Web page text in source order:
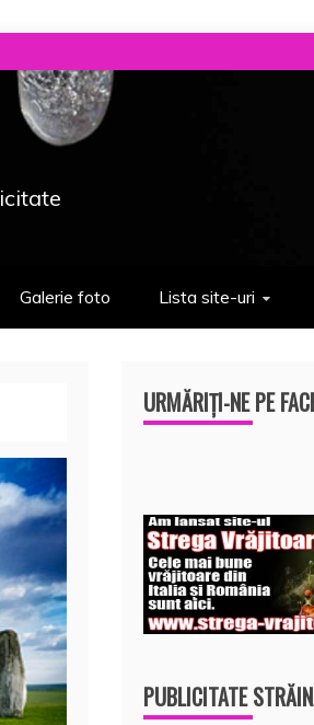
Galerie foto Lista site-uri
URMĂRIȚI-NE PE
PUBLICITATE